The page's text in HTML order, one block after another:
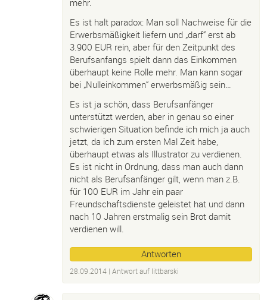
mehr.
Es ist halt paradox: Man soll Nachweise für die
Erwerbsmäßigkeit liefern und „darf“ erst ab
3.900 EUR rein, aber für den Zeitpunkt des
Berufsanfangs spielt dann das Einkommen
überhaupt keine Rolle mehr. Man kann sogar
bei „Nulleinkommen“ erwerbsmäßig sein…
Es ist ja schön, dass Berufsanfänger
unterstützt werden, aber in genau so einer
schwierigen Situation befinde ich mich ja auch
jetzt, da ich zum ersten Mal Zeit habe,
überhaupt etwas als Illustrator zu verdienen.
Es ist nicht in Ordnung, dass man auch dann
nicht als Berufsanfänger gilt, wenn man z.B.
für 100 EUR im Jahr ein paar
Freundschaftsdienste geleistet hat und dann
nach 10 Jahren erstmalig sein Brot damit
verdienen will.
Antworten
28.09.2014 | Antwort auf littbarski